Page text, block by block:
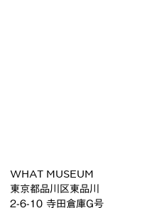
WHAT MUSEUM
東京都品川区東品川
2-6-10 寺田倉庫G号